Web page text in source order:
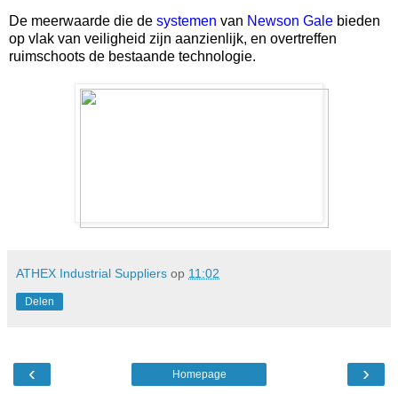
De meerwaarde die de systemen van Newson Gale bieden
op vlak van veiligheid zijn aanzienlijk, en overtreffen
ruimschoots de bestaande technologie.
ATHEX Industrial Suppliers op 11:02
Delen
‹ ›
Homepage